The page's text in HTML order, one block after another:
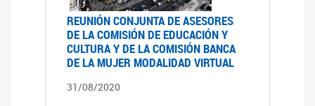
REUNIÓN CONJUNTA DE ASESORES
DE LA COMISIÓN DE EDUCACIÓN Y
CULTURA Y DE LA COMISIÓN BANCA
DE LA MUJER MODALIDAD VIRTUAL
31/08/2020